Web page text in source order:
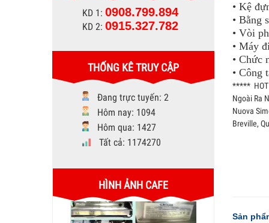
KD 1: 0908.799.894
KD 2: 0915.327.782
THỐNG KÊ TRUY CẬP
Đang trực tuyến: 2
Hôm nay: 1094
Hôm qua: 1427
Tất cả: 1174270
HÌNH ẢNH CAFE
• Kệ
• Bằng
• Vòi
• Máy
• Chức
• Công
***** HOT
Ngoài Ra
Nuova
Breville,
Sản